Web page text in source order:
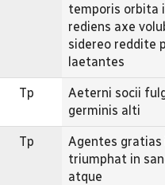
temporis orbita
rediens axe
sidereo reddite
laetantes
Tp
Aeterni socii
germinis alti
Tp
Agentes gratias
triumphat in
atque